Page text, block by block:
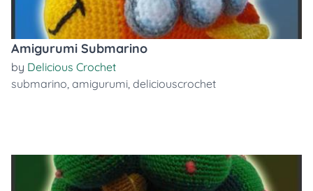
Amigurumi Submarino
by Delicious Crochet
submarino, amigurumi, deliciouscrochet